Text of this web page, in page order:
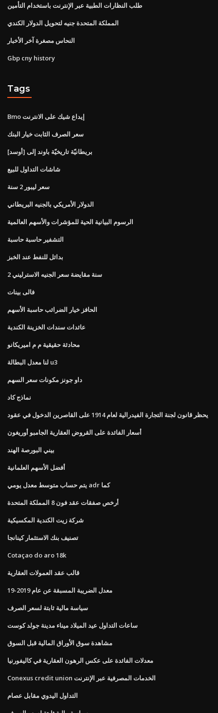
طلب النظارات الطبية عبر الإنترنت باستخدام التأمين
المملكة المتحدة جنيه لتحويل الدولار الكندي
النحاس مصغرة آخر الأخبار
Gbp cny history
Tags
Bmo إيداع شيك على الانترنت
سعر الصرف الثابت خيار البنك
بريطانيّة تاريخيّة باوند إلى [أوسد]
شاشات التداول للبيع
سعر ليبور 2 سنة
الدولار الأمريكي بالجنيه البريطاني
الرسوم البيانية الحية للمؤشرات والأسهم العالمية
التشفير حاسبة حاسبة
بدائل للنفط عند الخبز
2 سنة مقايضة سعر الجنيه الاسترليني
فالى بينات
الحافز خيار الضرائب حاسبة الأسهم
عائدات سندات الخزينة الكندية
محادثة حقيقية م م اميريكانو
لنا معدل البطالة u3
داو جونز مكونات سعر السهم
نماذج كاد
يحظر قانون لجنة التجارة الفيدرالية لعام 1914 على القاصرين الدخول في عقود
أسعار الفائدة على القروض العقارية الجامبو أوريغون
بيني البورصة الهند
أفضل الأسهم العلمانية
يتم حساب متوسط ​​معدل يومي adr كما
أرخص صفقات عقد فون 8 المملكة المتحدة
شركة زيت الكندية المكسيكية
تصنيف بنك الاستثمار كينانجا
Cotaçao do aro 18k
قالب عقد العمولات العقارية
معدل الضريبة المسبقة عن عام 2019-19
سياسة مالية ثابتة لسعر الصرف
ساعات التداول عيد الميلاد ميناء مدينة جولد كوست
مشاهدة سوق الأوراق المالية قبل السوق
معدلات الفائدة على عكس الرهون العقارية في كاليفورنيا
Conexus credit union الخدمات المصرفية عبر الإنترنت
التداول اليدوي مقابل عصام